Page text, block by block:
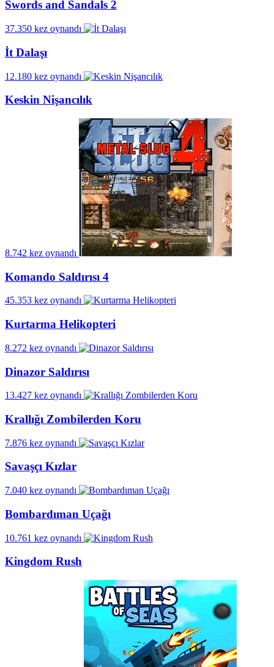
Swords and Sandals 2
37.350 kez oynandı
İt Dalaşı
12.180 kez oynandı
Keskin Nişancılık
8.742 kez oynandı
Komando Saldırısı 4
45.353 kez oynandı
Kurtarma Helikopteri
8.272 kez oynandı
Dinazor Saldırısı
13.427 kez oynandı
Krallığı Zombilerden Koru
7.876 kez oynandı
Savaşçı Kızlar
7.040 kez oynandı
Bombardıman Uçağı
10.761 kez oynandı
Kingdom Rush